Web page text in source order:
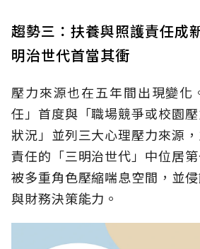
趨勢三：扶養與照護責任成
明治世代首當其衝
壓力來源也在五年間出現變化
任」首度與「職場競爭或校園
狀況」並列三大心理壓力來源
責任的「三明治世代」中位居
被多重角色壓縮喘息空間，並
與財務決策能力。